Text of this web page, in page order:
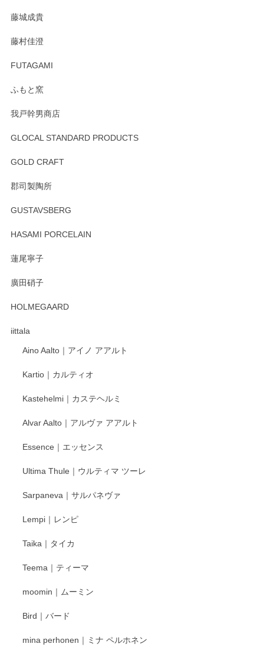
藤城成貴
藤村佳澄
FUTAGAMI
ふもと窯
我戸幹男商店
GLOCAL STANDARD PRODUCTS
GOLD CRAFT
郡司製陶所
GUSTAVSBERG
HASAMI PORCELAIN
蓮尾寧子
廣田硝子
HOLMEGAARD
iittala
Aino Aalto｜アイノ アアルト
Kartio｜カルティオ
Kastehelmi｜カステヘルミ
Alvar Aalto｜アルヴァ アアルト
Essence｜エッセンス
Ultima Thule｜ウルティマ ツーレ
Sarpaneva｜サルパネヴァ
Lempi｜レンピ
Taika｜タイカ
Teema｜ティーマ
moomin｜ムーミン
Bird｜バード
mina perhonen｜ミナ ペルホネン